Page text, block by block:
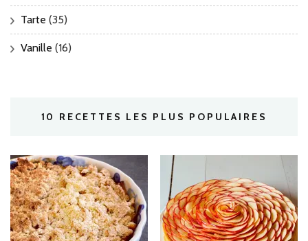
Tarte (35)
Vanille (16)
10 RECETTES LES PLUS POPULAIRES